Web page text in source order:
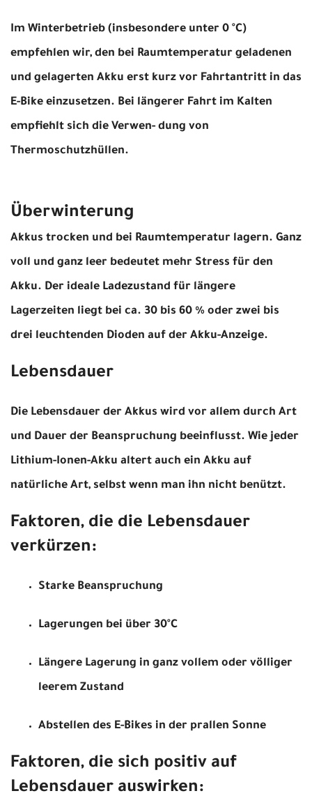
Im Winterbetrieb (insbesondere unter 0 °C)
empfehlen wir, den bei Raumtemperatur geladenen
und gelagerten Akku erst kurz vor Fahrtantritt in das
E-Bike einzusetzen. Bei längerer Fahrt im Kalten
empfiehlt sich die Verwen- dung von
Thermoschutzhüllen.
Überwinterung
Akkus trocken und bei Raumtemperatur lagern. Ganz
voll und ganz leer bedeutet mehr Stress für den
Akku. Der ideale Ladezustand für längere
Lagerzeiten liegt bei ca. 30 bis 60 % oder zwei bis
drei leuchtenden Dioden auf der Akku-Anzeige.
Lebensdauer
Die Lebensdauer der Akkus wird vor allem durch Art
und Dauer der Beanspruchung beeinflusst. Wie jeder
Lithium-Ionen-Akku altert auch ein Akku auf
natürliche Art, selbst wenn man ihn nicht benützt.
Faktoren, die die Lebensdauer
verkürzen:
Starke Beanspruchung
Lagerungen bei über 30°C
Längere Lagerung in ganz vollem oder völliger
leerem Zustand
Abstellen des E-Bikes in der prallen Sonne
Faktoren, die sich positiv auf
Lebensdauer auswirken: